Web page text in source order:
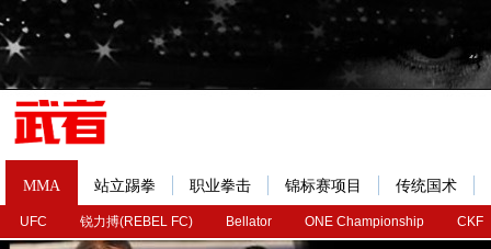
MMA
UFC 锐力搏(REBEL FC) Bellator ONE Championship CKF
站立踢拳 职业拳击 锦标赛项目 传统国术